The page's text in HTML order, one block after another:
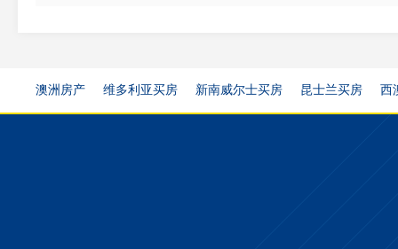
澳洲房产 维多利亚买房 新南威尔士买房 昆士兰买房 西